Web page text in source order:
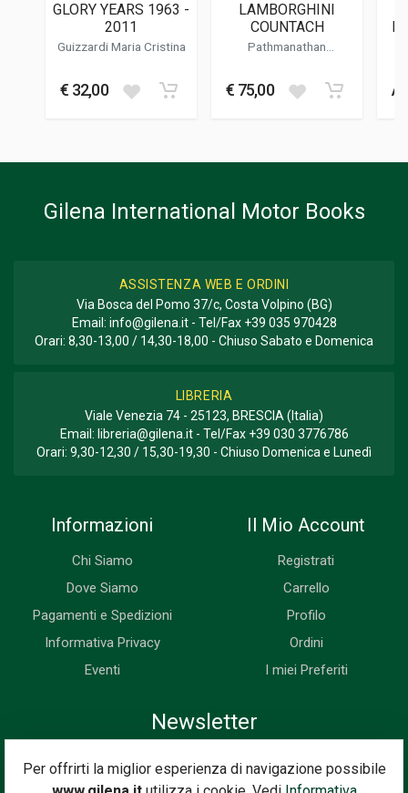
Informazioni aggiuntive
Collana Performance Portfolio
GLORY YEARS 1963 -
2011
Guizzardi Maria Cristina
€ 32,00
LAMBORGHINI
COUNTACH
Pathmanathan
€ 75,00
Per offrirti la miglior esperienza di navigazione possibile
Gilena International Motor Books
ASSISTENZA WEB E ORDINI
Via Bosca del Pomo 37/c, Costa Volpino (BG)
Email: info@gilena.it- Tel/Fax +39 035 970428
Orari: 8,30-13,00 / 14,30-18,00 - Chiuso Sabato e Domenica
LIBRERIA
Viale Venezia 74 - 25123, BRESCIA (Italia)
Email: libreria@gilena.it- Tel/Fax +39 030 3776786
Orari: 9,30-12,30 / 15,30-19,30 - Chiuso Domenica e Lunedì
Informazioni
Chi Siamo
Dove Siamo
Pagamenti e Spedizioni
Informativa Privacy
Eventi
Il Mio Account
Registrati
Carrello
Profilo
Ordini
I miei Preferiti
Newsletter
Iscriviti subito alla nostra newsletter. Riceverai prima di tutti le
novità, le offerte, i prossimi eventi...